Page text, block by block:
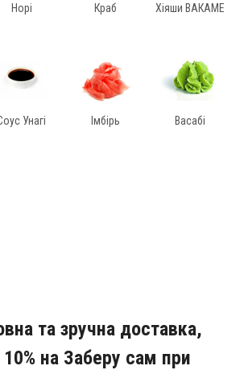
Норі Краб Хіяши ВАКАМЕ
Унагі Імбірь Васабі
та зручна доставка,
на Заберу сам при